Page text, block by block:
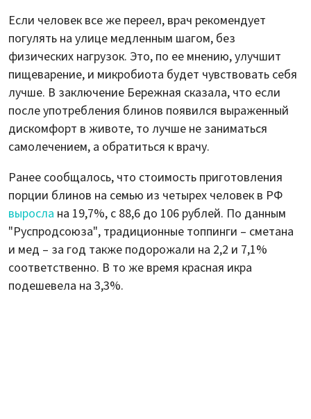
Если человек все же переел, врач рекомендует
погулять на улице медленным шагом, без
физических нагрузок. Это, по ее мнению, улучшит
пищеварение, и микробиота будет чувствовать себя
лучше. В заключение Бережная сказала, что если
после употребления блинов появился выраженный
дискомфорт в животе, то лучше не заниматься
самолечением, а обратиться к врачу.
Ранее сообщалось, что стоимость приготовления
порции блинов на семью из четырех человек в РФ
выросла на 19,7%, с 88,6 до 106 рублей. По данным
"Руспродсоюза", традиционные топпинги – сметана
и мед – за год также подорожали на 2,2 и 7,1%
соответственно. В то же время красная икра
подешевела на 3,3%.